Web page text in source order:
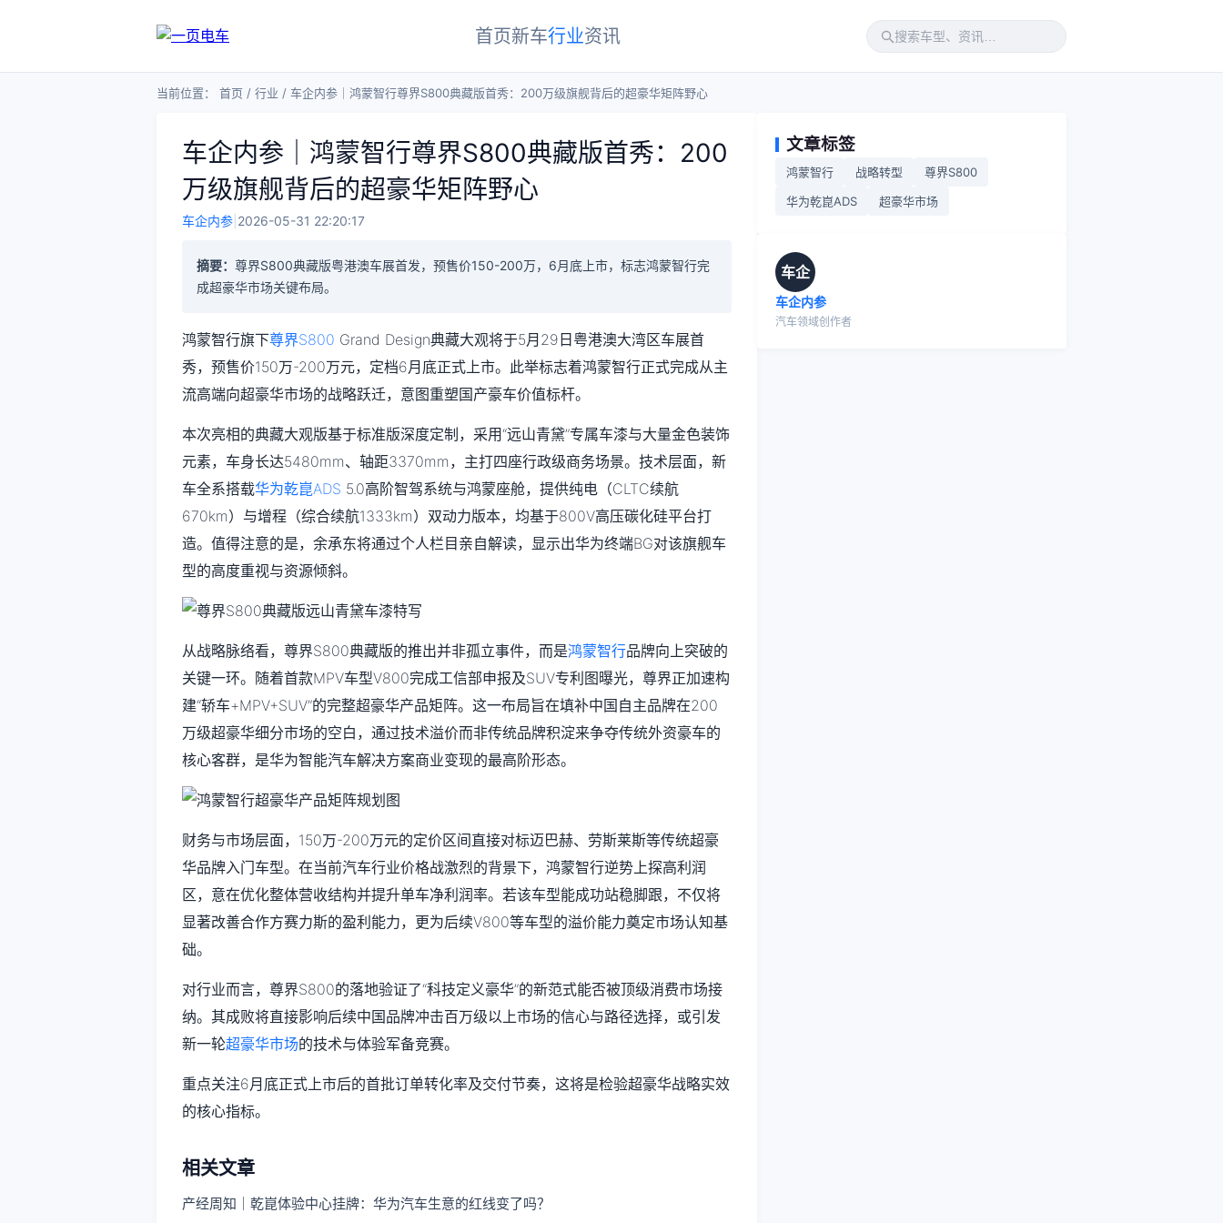
首页新车行业资讯
当前位置： 首页 / 行业 / 车企内参｜鸿蒙智行尊界S800典藏版首秀：200万级旗舰背后的超豪华矩阵野心
车企内参｜鸿蒙智行尊界S800典藏版首秀：200
万级旗舰背后的超豪华矩阵野心
车企内参 2026-05-31 22:20:17
摘要： 尊界S800典藏版粤港澳车展首发，预售价150-200万，6月底上市，标志鸿蒙智行完
成超豪华市场关键布局。
鸿蒙智行旗下尊界S800 Grand Design典藏大观将于5月29日粤港澳大湾区车展首
秀，预售价150万-200万元，定档6月底正式上市。此举标志着鸿蒙智行正式完成从主
流高端向超豪华市场的战略跃迁，意图重塑国产豪车价值标杆。
本次亮相的典藏大观版基于标准版深度定制，采用“远山青黛”专属车漆与大量金色装饰
元素，车身长达5480mm、轴距3370mm，主打四座行政级商务场景。技术层面，新
车全系搭载华为乾崑ADS 5.0高阶智驾系统与鸿蒙座舱，提供纯电（CLTC续航
670km）与增程（综合续航1333km）双动力版本，均基于800V高压碳化硅平台打
造。值得注意的是，余承东将通过个人栏目亲自解读，显示出华为终端BG对该旗舰车
型的高度重视与资源倾斜。
从战略脉络看，尊界S800典藏版的推出并非孤立事件，而是鸿蒙智行品牌向上突破的
关键一环。随着首款MPV车型V800完成工信部申报及SUV专利图曝光，尊界正加速构
建“轿车+MPV+SUV”的完整超豪华产品矩阵。这一布局旨在填补中国自主品牌在200
万级超豪华细分市场的空白，通过技术溢价而非传统品牌积淀来争夺传统外资豪车的
核心客群，是华为智能汽车解决方案商业变现的最高阶形态。
财务与市场层面，150万-200万元的定价区间直接对标迈巴赫、劳斯莱斯等传统超豪
华品牌入门车型。在当前汽车行业价格战激烈的背景下，鸿蒙智行逆势上探高利润
区，意在优化整体营收结构并提升单车净利润率。若该车型能成功站稳脚跟，不仅将
显著改善合作方赛力斯的盈利能力，更为后续V800等车型的溢价能力奠定市场认知基
础。
对行业而言，尊界S800的落地验证了“科技定义豪华”的新范式能否被顶级消费市场接
纳。其成败将直接影响后续中国品牌冲击百万级以上市场的信心与路径选择，或引发
新一轮超豪华市场的技术与体验军备竞赛。
重点关注6月底正式上市后的首批订单转化率及交付节奏，这将是检验超豪华战略实效
的核心指标。
相关文章
产经周知｜乾崑体验中心挂牌：华为汽车生意的红线变了吗？
文章标签
鸿蒙智行 战略转型
尊界S800
华为乾崑ADS
超豪华市场
车企
车企内参
汽车领域创作者